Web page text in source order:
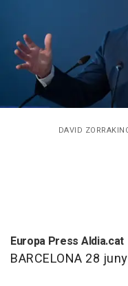
DAVID
Europa Press Aldia.cat
BARCELONA 28